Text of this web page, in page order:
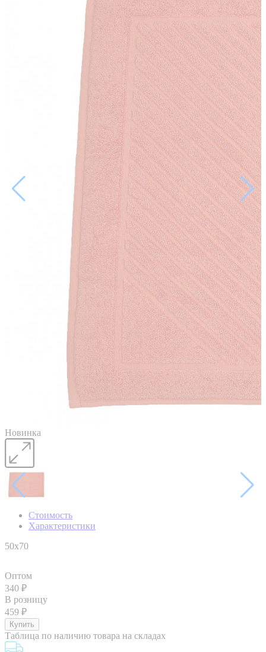
Новинка
Стоимость
Характеристики
50х70
Оптом
340 ₽
В розницу
459 ₽
Таблица по наличию товара на складах